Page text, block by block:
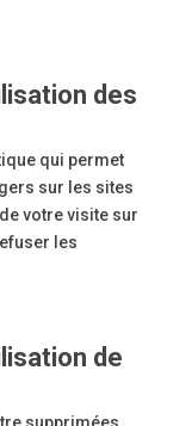
des
qui permet
sur les sites
votre visite sur
les
de
supprimées